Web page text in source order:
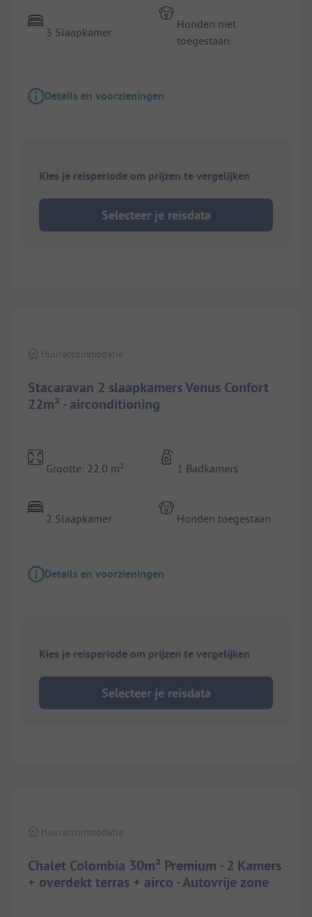
3 Slaapkamer
Honden niet
toegestaan
Details en voorzieningen
Kies je reisperiode om prijzen te vergelijken
Selecteer je reisdata
Stacaravan 2 slaapkamers Venus Confort
22m² - airconditioning
Huuraccommodatie
Grootte: 22.0 m²
2 Slaapkamer
1 Badkamers
Honden toegestaan
Details en voorzieningen
Kies je reisperiode om prijzen te vergelijken
Selecteer je reisdata
Chalet Colombia 30m² Premium - 2 Kamers
+ overdekt terras + airco - Autovrije zone
Huuraccommodatie